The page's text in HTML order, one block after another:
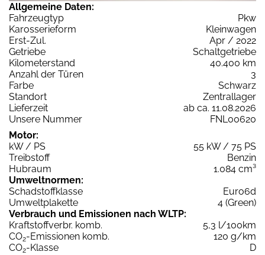
Allgemeine Daten:
Fahrzeugtyp
Pkw
Karosserieform
Kleinwagen
Erst-Zul.
Apr / 2022
Getriebe
Schaltgetriebe
Kilometerstand
40.400 km
Anzahl der Türen
3
Farbe
Schwarz
Standort
Zentrallager
Lieferzeit
ab ca. 11.08.2026
Unsere Nummer
FNL00620
Motor:
kW / PS
55 kW / 75 PS
Treibstoff
Benzin
Hubraum
1.084 cm³
Umweltnormen:
Schadstoffklasse
Euro6d
Umweltplakette
4 (Green)
Verbrauch und Emissionen nach WLTP:
Kraftstoffverbr. komb.
5,3 l/100km
CO2-Emissionen komb.
120 g/km
CO2-Klasse
D